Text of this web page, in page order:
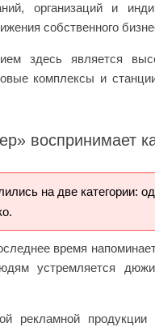
организаций и
собственного
здесь является
комплексы и
воспринимает
на две категории:
время
устремляется
рекламной